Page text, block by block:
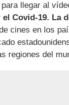
llegar al
Covid-19. La
cines en los
regiones del